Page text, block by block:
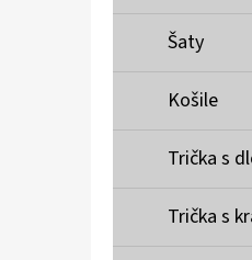
Šaty
Košile
Trička s
Trička s